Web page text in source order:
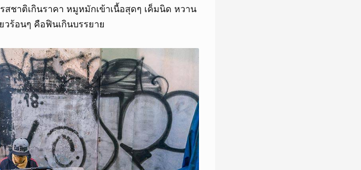
ชาติเกินราคา หมูหมักเข้าเนื้อสุดๆ เค็มนิด หวาน
ร้อนๆ คือฟินเกินบรรยาย